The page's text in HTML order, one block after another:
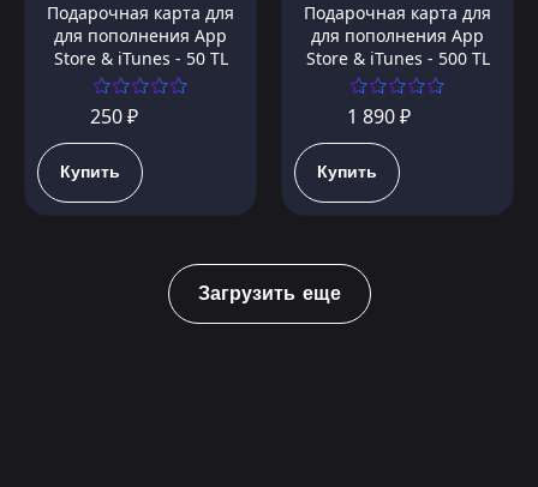
Подарочная карта для
для пополнения App
Store & iTunes - 50 TL
250 ₽
Купить
Подарочная карта для
для пополнения App
Store & iTunes - 500 TL
1 890 ₽
Купить
Загрузить еще